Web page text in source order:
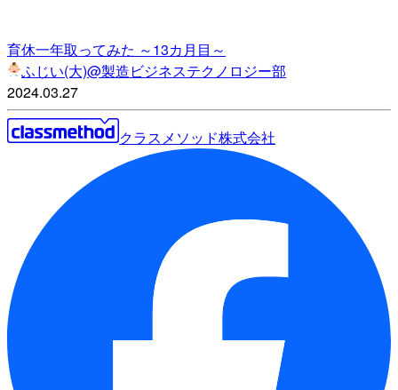
育休一年取ってみた ～13カ月目～
ふじい(大)@製造ビジネステクノロジー部
2024.03.27
クラスメソッド株式会社